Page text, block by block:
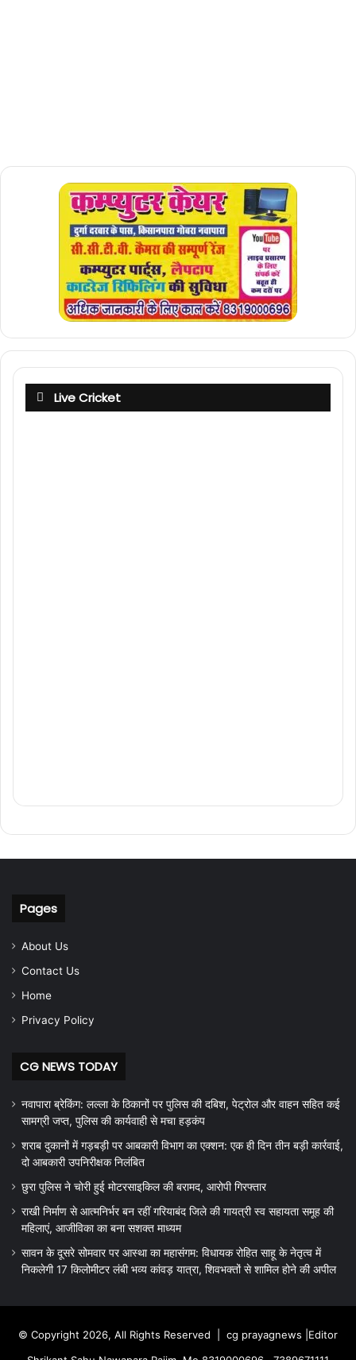
Live Cricket
Pages
About Us
Contact Us
Home
Privacy Policy
CG NEWS TODAY
नवापारा ब्रेकिंग: लल्ला के ठिकानों पर पुलिस की दबिश, पेट्रोल और वाहन सहित कई
सामग्री जप्त, पुलिस की कार्यवाही से मचा हड़कंप
शराब दुकानों में गड़बड़ी पर आबकारी विभाग का एक्शन: एक ही दिन तीन बड़ी कार्रवाई,
दो आबकारी उपनिरीक्षक निलंबित
छुरा पुलिस ने चोरी हुई मोटरसाइकिल की बरामद, आरोपी गिरफ्तार
राखी निर्माण से आत्मनिर्भर बन रहीं गरियाबंद जिले की गायत्री स्व सहायता समूह की
महिलाएं, आजीविका का बना सशक्त माध्यम
सावन के दूसरे सोमवार पर आस्था का महासंगम: विधायक रोहित साहू के नेतृत्व में
निकलेगी 17 किलोमीटर लंबी भव्य कांवड़ यात्रा, शिवभक्तों से शामिल होने की अपील
© Copyright 2026, All Rights Reserved | cg prayagnews |Editor